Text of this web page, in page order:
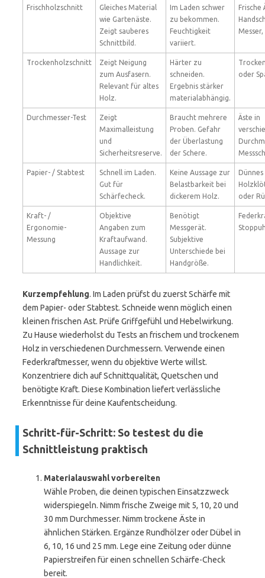
Frischholzschnitt
Gleiches Material
wie Gartenäste.
Zeigt sauberes
Schnittbild.
Im Laden schwer
zu bekommen.
Feuchtigkeit
variiert.
Frische
Trockenholzschnitt
Zeigt Neigung
zum Ausfasern.
Relevant für altes
Holz.
Härter zu
schneiden.
Ergebnis stärker
materialabhängig.
oder
Durchmesser-Test
Zeigt
Maximalleistung
und
Sicherheitsreserve.
Braucht mehrere
Proben. Gefahr
der Überlastung
der Schere.
Äste in
Papier- / Stabtest
Schnell im Laden.
Gut für
Schärfecheck.
Keine Aussage zur
Belastbarkeit bei
dickerem Holz.
Dünnes
oder
Kraft- /
Ergonomie-
Messung
Objektive
Angaben zum
Kraftaufwand.
Aussage zur
Handlichkeit.
Benötigt
Messgerät.
Subjektive
Unterschiede bei
Handgröße.
Kurzempfehlung. Im Laden prüfst du zuerst Schärfe mit
dem Papier- oder Stabtest. Schneide wenn möglich einen
kleinen frischen Ast. Prüfe Griffgefühl und Hebelwirkung.
Zu Hause wiederholst du Tests an frischem und trockenem
Holz in verschiedenen Durchmessern. Verwende einen
Federkraftmesser, wenn du objektive Werte willst.
Konzentriere dich auf Schnittqualität, Quetschen und
benötigte Kraft. Diese Kombination liefert verlässliche
Erkenntnisse für deine Kaufentscheidung.
Schritt-für-Schritt: So testest du die
Schnittleistung praktisch
Materialauswahl vorbereiten
Wähle Proben, die deinen typischen Einsatzzweck
widerspiegeln. Nimm frische Zweige mit 5, 10, 20 und
30 mm Durchmesser. Nimm trockene Äste in
ähnlichen Stärken. Ergänze Rundhölzer oder Dübel in
6, 10, 16 und 25 mm. Lege eine Zeitung oder dünne
Papierstreifen für einen schnellen Schärfe-Check
bereit.